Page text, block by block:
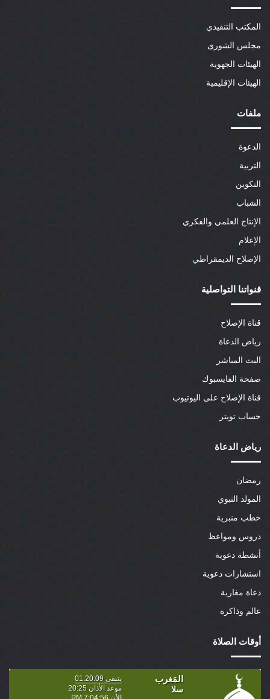
المكتب التنفيذي
مجلس الشورى
الهيئات الجهوية
الهيئات الإقليمية
ملفات
الدعوة
التربية
التكوين
الشباب
الإنتاج العلمي والفكري
الإعلام
الإصلاح الديمقراطي
قنواتنا التواصلية
قناة الإصلاح
رياض الدعاة
البث المباشر
صفحة الفايسبوك
قناة الإصلاح على اليوتيوب
حساب تويتر
رياض الدعاة
رمضان
المولد النبوي
خطب منبرية
دروس ومواعظ
أنشطة دعوية
استشارات دعوية
دعاة مغاربة
عالم وذاكرة
أوقات الصلاة